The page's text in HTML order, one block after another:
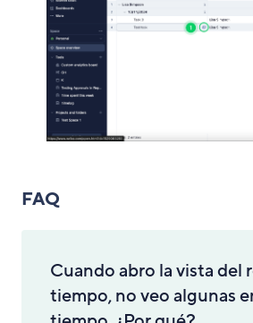
FAQ
Cuando abro la vista del
tiempo, no veo algunas